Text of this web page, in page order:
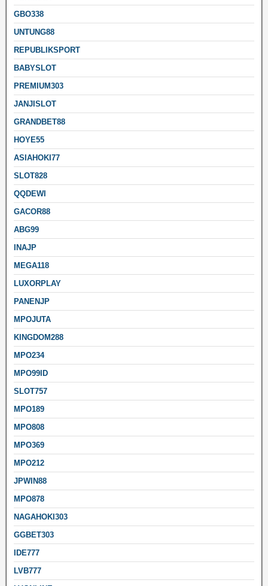
GBO338
UNTUNG88
REPUBLIKSPORT
BABYSLOT
PREMIUM303
JANJISLOT
GRANDBET88
HOYE55
ASIAHOKI77
SLOT828
QQDEWI
GACOR88
ABG99
INAJP
MEGA118
LUXORPLAY
PANENJP
MPOJUTA
KINGDOM288
MPO234
MPO99ID
SLOT757
MPO189
MPO808
MPO369
MPO212
JPWIN88
MPO878
NAGAHOKI303
GGBET303
IDE777
LVB777